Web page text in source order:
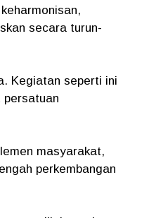
secara turun-
Kegiatan seperti ini
persatuan
masyarakat,
perkembangan